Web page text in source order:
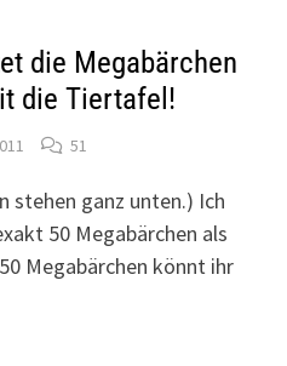
die Megabärchen
die Tiertafel!
51
stehen ganz unten.) Ich
50 Megabärchen als
Megabärchen könnt ihr